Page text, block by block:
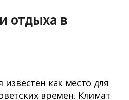
отдыха в
известен как место для
времен. Климат